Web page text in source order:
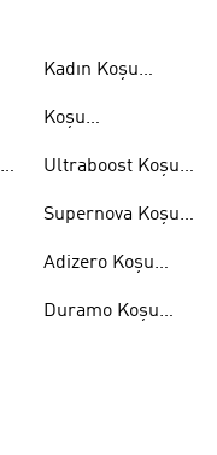
Kadın Koşu
Koşu
Ultraboost Koşu
Supernova Koşu
Adizero Koşu
Duramo Koşu